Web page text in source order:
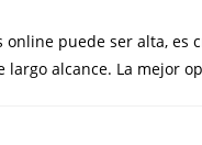
puede ser alta, es
alcance. La mejor